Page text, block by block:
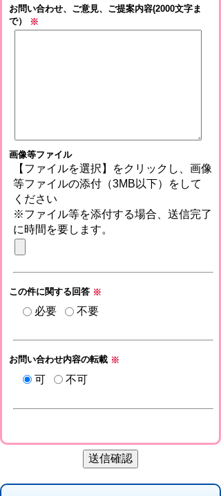
お問い合わせ、ご意見、ご提案内容(2000文字ま
で）
※
画像等ファイル
【ファイルを選択】をクリックし、画像
等ファイルの添付（3MB以下）をして
ください
※ファイル等を添付する場合、送信完了
に時間を要します。
この件に関する回答 ※
必要 不要
お問い合わせ内容の転載 ※
可 不可